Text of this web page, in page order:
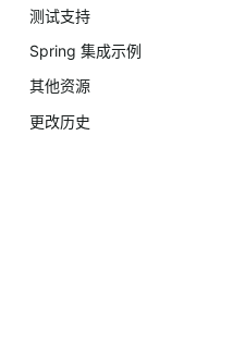
测试支持
Spring 集成示例
其他资源
更改历史